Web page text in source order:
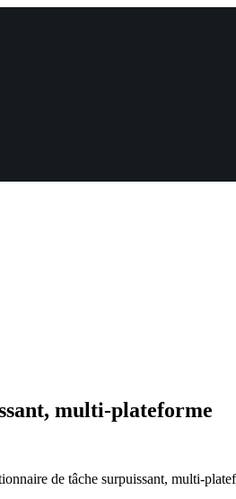
multi-plateforme
de tâche surpuissant, multi-